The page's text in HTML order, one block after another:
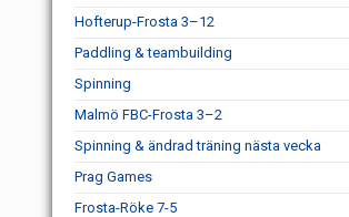
Hofterup-Frosta 3–12
Paddling & teambuilding
Spinning
Malmö FBC-Frosta 3–2
Spinning & ändrad träning nästa vecka
Prag Games
Frosta-Röke 7-5